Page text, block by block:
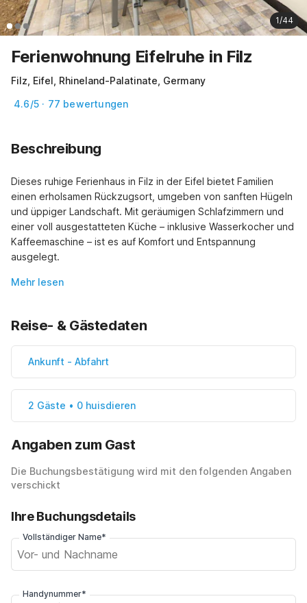
1/44
Ferienwohnung Eifelruhe in Filz
Filz, Eifel, Rhineland-Palatinate, Germany
4.6/5 · 77 bewertungen
Beschreibung
Dieses ruhige Ferienhaus in Filz in der Eifel bietet Familien
einen erholsamen Rückzugsort, umgeben von sanften Hügeln
und üppiger Landschaft. Mit geräumigen Schlafzimmern und
einer voll ausgestatteten Küche – inklusive Wasserkocher und
Kaffeemaschine – ist es auf Komfort und Entspannung
ausgelegt.
Mehr lesen
Reise- & Gästedaten
Ankunft - Abfahrt
2 Gäste • 0 huisdieren
Angaben zum Gast
Die Buchungsbestätigung wird mit den folgenden Angaben
verschickt
Ihre Buchungsdetails
Vollständiger Name*
Handynummer*